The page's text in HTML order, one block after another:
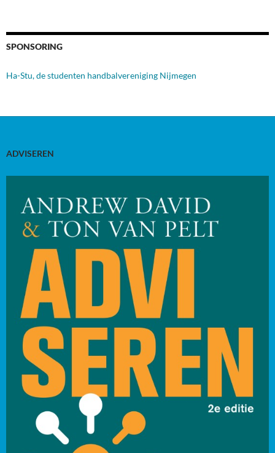
SPONSORING
Ha-Stu, de studenten handbalvereniging Nijmegen
ADVISEREN